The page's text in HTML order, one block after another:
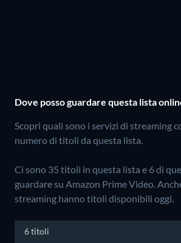
Dove posso guardare questa lista
Scopri quali sono i servizi di streaming
numero di titoli da questa lista.
Ci sono 35 titoli in questa lista e 6 di
guardare su Amazon Prime Video.
streaming hanno titoli disponibili oggi.
6 titoli